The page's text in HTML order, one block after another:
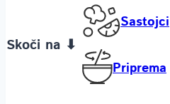
Skoči na ⬇
Sastojci
Priprema